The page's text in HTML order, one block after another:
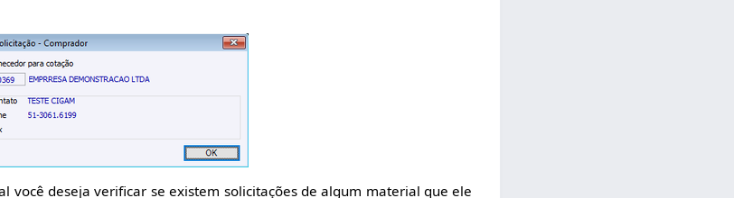
você deseja verificar se existem solicitações de algum material que ele